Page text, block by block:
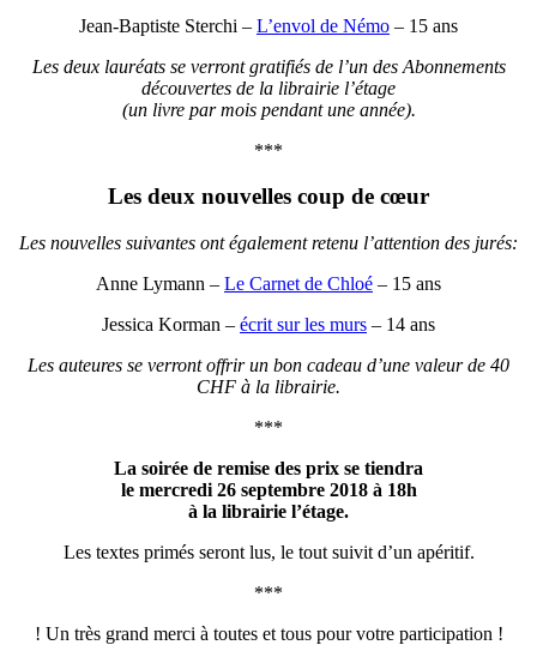
Jean-Baptiste Sterchi – L’envol de Némo – 15 ans
Les deux lauréats se verront gratifiés de l’un des Abonnements
découvertes de la librairie l’étage
(un livre par mois pendant une année).
***
Les deux nouvelles coup de cœur
Les nouvelles suivantes ont également retenu l’attention des jurés:
Anne Lymann – Le Carnet de Chloé – 15 ans
Jessica Korman – écrit sur les murs – 14 ans
Les auteures se verront offrir un bon cadeau d’une valeur de 40
CHF à la librairie.
***
La soirée de remise des prix se tiendra
le mercredi 26 septembre 2018 à 18h
à la librairie l’étage.
Les textes primés seront lus, le tout suivit d’un apéritif.
***
! Un très grand merci à toutes et tous pour votre participation !